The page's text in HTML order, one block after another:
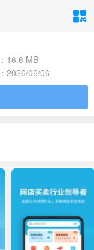
1百+款手游
16.6 MB
2026/06/06